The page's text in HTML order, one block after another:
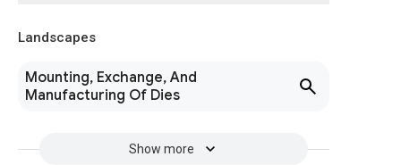
Landscapes
Mounting, Exchange, And
Manufacturing Of Dies
Show more